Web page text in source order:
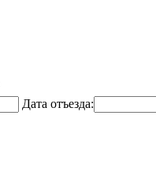
Дата отъезда: